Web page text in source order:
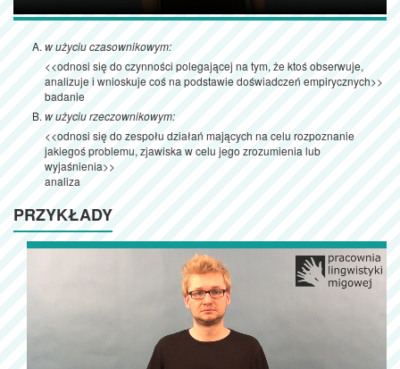
w użyciu czasownikowym:
<<odnosi się do czynności polegającej na tym, że ktoś obserwuje,
analizuje i wnioskuje coś na podstawie doświadczeń empirycznych>>
badanie
w użyciu rzeczownikowym:
<<odnosi się do zespołu działań mających na celu rozpoznanie
jakiegoś problemu, zjawiska w celu jego zrozumienia lub
wyjaśnienia>>
analiza
PRZYKŁADY